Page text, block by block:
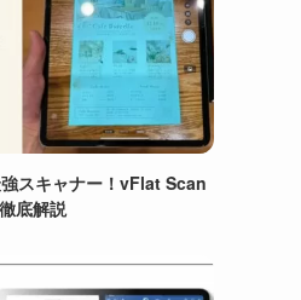
スキャナー！vFlat Scan
底解説